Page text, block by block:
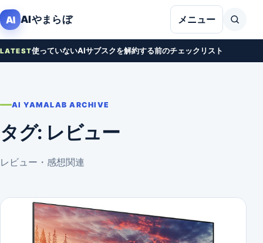
本文へ移動
AI AIやまらぼ メニュー
LATEST使っていないAIサブスクを解約する前のチェックリスト
AI YAMALAB ARCHIVE
タグ: レビュー
レビュー・感想関連